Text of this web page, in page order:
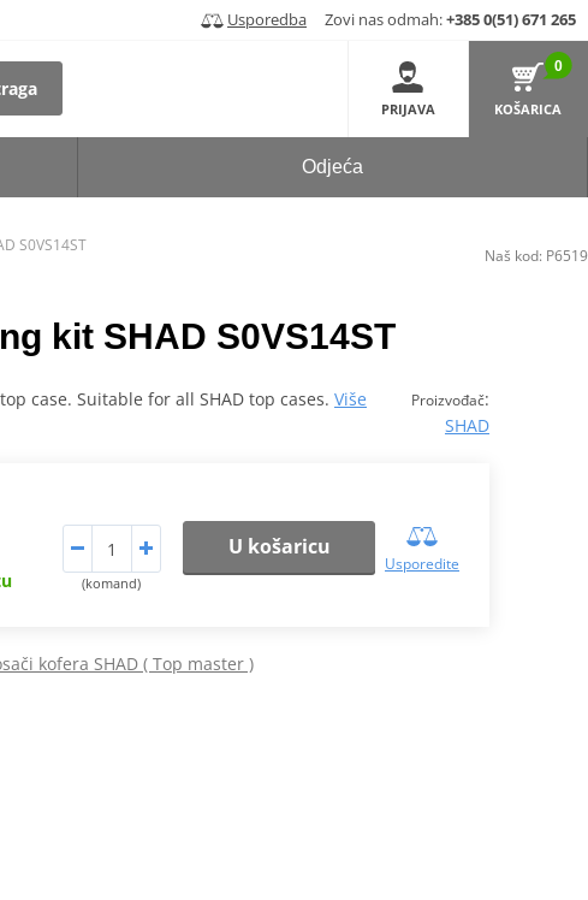
Usporedba Zovi nas odmah:+385 0(51) 671 265
PRIJAVA
0
KOŠARICA
Odjeća
S0VS14ST
kit SHAD S0VS14ST
Proizvođač:
SHAD
case. Suitable for all SHAD top cases. Više
(komand)
U košaricu
Usporedite
kofera SHAD ( Top master )
Naš kod: P6519